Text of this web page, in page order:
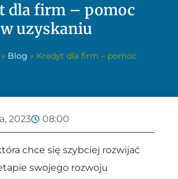
dla firm – pomoc
w uzyskaniu
» Blog » Kredyt dla firm – pomoc
2023 08:00
chce się szybciej rozwijać
swojego rozwoju